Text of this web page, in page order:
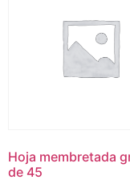
Hoja membretada
de 45